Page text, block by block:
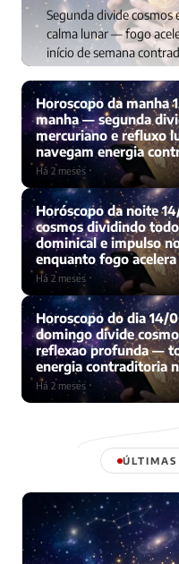
Segunda divide cosmos
calma lunar — fogo
início de semana
Há 2 meses · Por Dabliu
Horoscopo da manha
manha — segunda
mercuriano e refluxo
navegam energia
Há 2 meses
Horóscopo da noite
cosmos dividindo
dominical e impulso
enquanto fogo
Há 2 meses
Horoscopo do dia 14/
domingo divide
reflexao profunda —
energia contraditoria
Há 2 meses
ÚLTIMAS